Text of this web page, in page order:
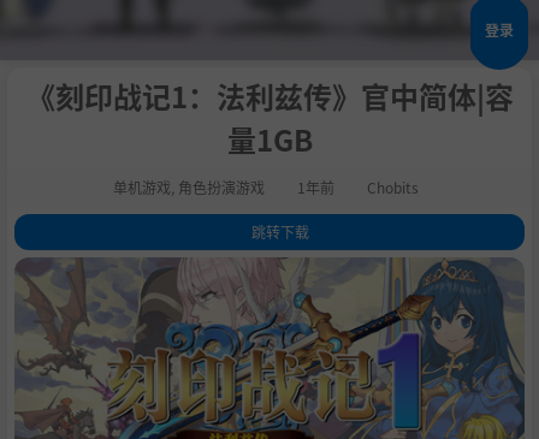
登录
《刻印战记1：法利兹传》官中简体|容
量1GB
单机游戏 角色扮演游戏 1年前 Chobits
跳转下载
1.关于这款游戏
.概述
3. 特性
4.系统需求
支持作者
6.学习